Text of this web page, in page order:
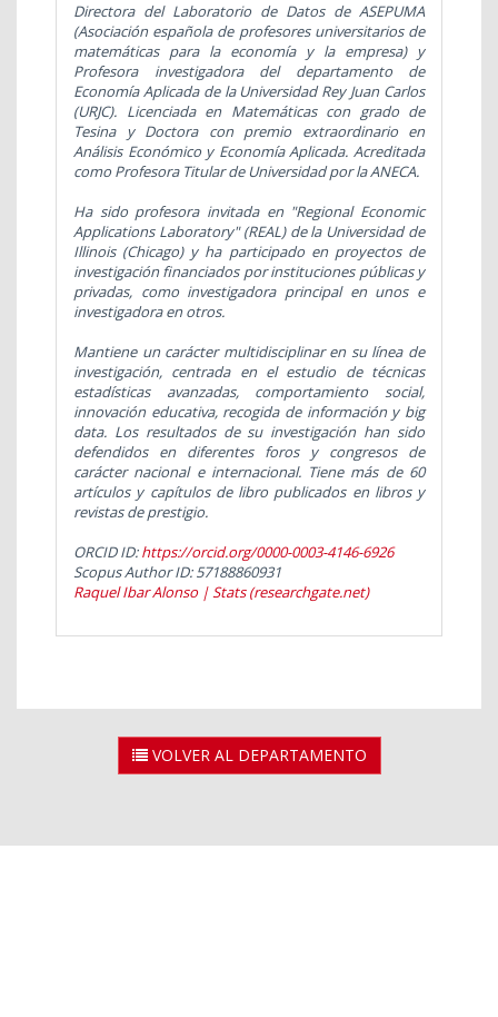
Directora del Laboratorio de Datos de ASEPUMA
(Asociación española de profesores universitarios de
matemáticas para la economía y la empresa) y
Profesora investigadora del departamento de
Economía Aplicada de la Universidad Rey Juan Carlos
(URJC). Licenciada en Matemáticas con grado de
Tesina y Doctora con premio extraordinario en
Análisis Económico y Economía Aplicada. Acreditada
como Profesora Titular de Universidad por la ANECA.
Ha sido profesora invitada en "Regional Economic
Applications Laboratory" (REAL) de la Universidad de
Illinois (Chicago) y ha participado en proyectos de
investigación financiados por instituciones públicas y
privadas, como investigadora principal en unos e
investigadora en otros.
Mantiene un carácter multidisciplinar en su línea de
investigación, centrada en el estudio de técnicas
estadísticas avanzadas, comportamiento social,
innovación educativa, recogida de información y big
data. Los resultados de su investigación han sido
defendidos en diferentes foros y congresos de
carácter nacional e internacional. Tiene más de 60
artículos y capítulos de libro publicados en libros y
revistas de prestigio.
ORCID ID:https://orcid.org/0000-0003-4146-6926
Scopus Author ID: 57188860931
Raquel Ibar Alonso | Stats (researchgate.net)
VOLVER AL DEPARTAMENTO